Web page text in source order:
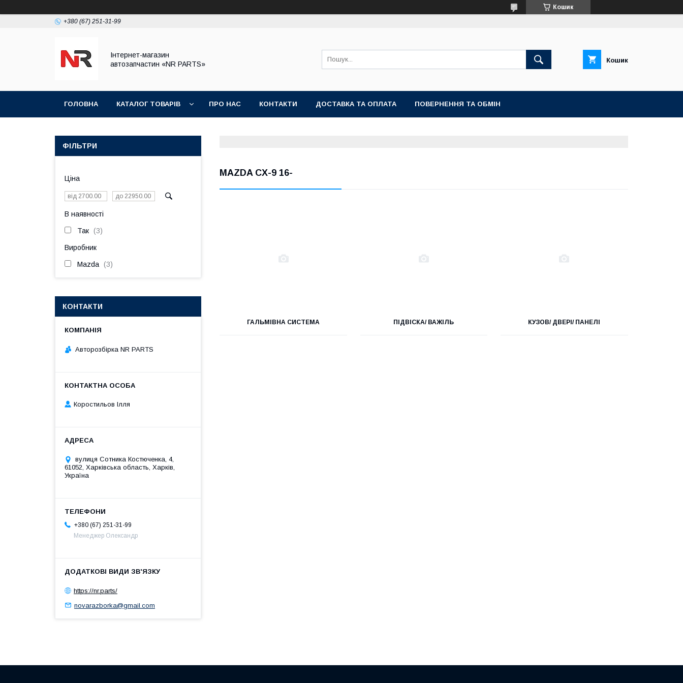
Кошик
+380 (67) 251-31-99
Інтернет-магазин
автозапчастин «NR PARTS»
Кошик
ГОЛОВНА КАТАЛОГ ТОВАРІВ ПРО НАС КОНТАКТИ ДОСТАВКА ТА ОПЛАТА ПОВЕРНЕННЯ ТА ОБМІН
MAZDA CX-9 16-
ГАЛЬМІВНА СИСТЕМА ПІДВІСКА/ ВАЖІЛЬ КУЗОВ/ ДВЕРІ/ ПАНЕЛІ
ФІЛЬТРИ
Ціна
В наявності
Так 3
Виробник
Mazda 3
КОНТАКТИ
Авторозбірка NR PARTS
Коростильов Ілля
вулиця Сотника Костюченка, 4,
61052, Харківська область, Харків,
Україна
+380 (67) 251-31-99
Менеджер Олександр
https://nr.parts/
novarazborka@gmail.com